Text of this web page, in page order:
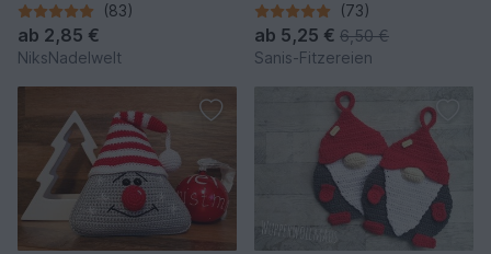
(83)
ab 2,85 €
NiksNadelwelt
(73)
ab 5,25 € 6,50 €
Sanis-Fitzereien